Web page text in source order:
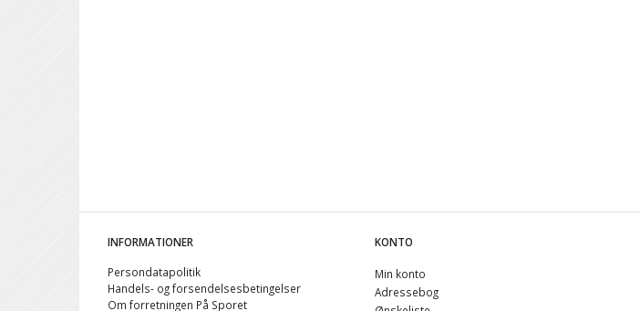
INFORMATIONER
Persondatapolitik
Handels- og forsendelsesbetingelser
Om forretningen På Sporet
KONTO
Min konto
Adressebog